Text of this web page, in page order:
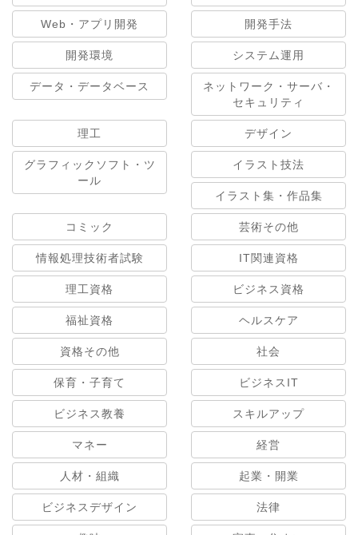
Web・アプリ開発 開発手法
開発環境 システム運用
データ・データベース
ネットワーク・サーバ・
セキュリティ
理工 デザイン
グラフィックソフト・ツ
ール
イラスト技法
イラスト集・作品集
コミック 芸術その他
情報処理技術者試験 IT関連資格
理工資格 ビジネス資格
福祉資格 ヘルスケア
資格その他 社会
保育・子育て ビジネスIT
ビジネス教養 スキルアップ
マネー 経営
人材・組織 起業・開業
ビジネスデザイン 法律